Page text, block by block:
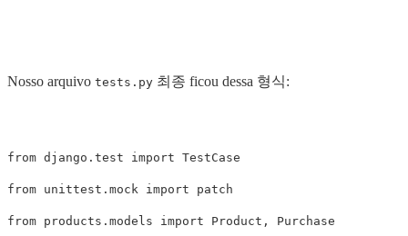
Nosso arquivo tests.py 최종 ficou dessa 형식:
from django.test import TestCase
from unittest.mock import patch
from products.models import Product , Purchase